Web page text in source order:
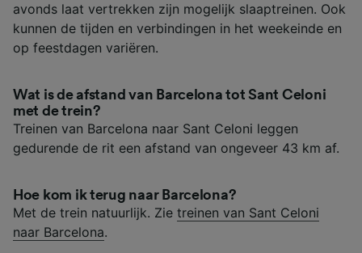
avonds laat vertrekken zijn mogelijk slaaptreinen. Ook
kunnen de tijden en verbindingen in het weekeinde en
op feestdagen variëren.
Wat is de afstand van Barcelona tot Sant Celoni
met de trein?
Treinen van Barcelona naar Sant Celoni leggen
gedurende de rit een afstand van ongeveer 43 km af.
Hoe kom ik terug naar Barcelona?
Met de trein natuurlijk. Zie treinen van Sant Celoni
naar Barcelona.